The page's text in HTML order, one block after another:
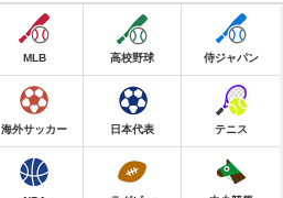
MLB 高校野球 侍ジャパン
海外サッカー 日本代表 テニス